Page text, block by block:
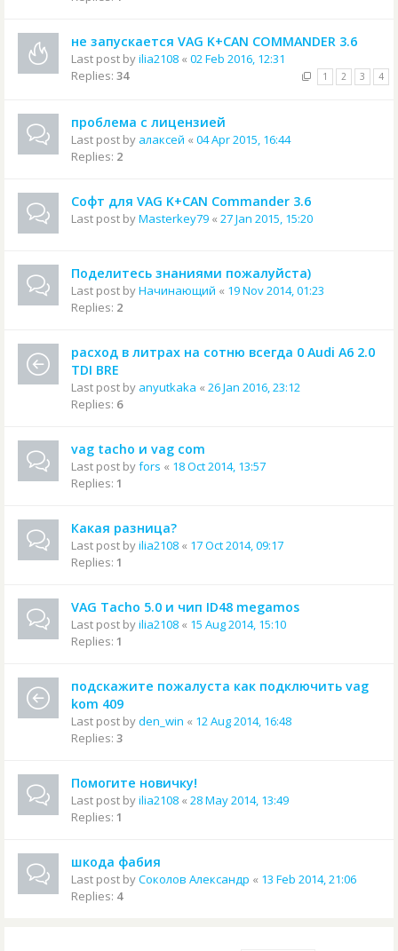
не запускается VAG K+CAN COMMANDER 3.6
Last post byilia2108 « 02 Feb 2016, 12:31
Replies: 34 1 2 3 4
проблема с лицензией
Last post by алаксей « 04 Apr 2015, 16:44
Replies: 2
Софт для VAG K+CAN Commander 3.6
Last post byMasterkey79 « 27 Jan 2015, 15:20
Поделитесь знаниями пожалуйста)
Last post byНачинающий « 19 Nov 2014, 01:23
Replies: 2
расход в литрах на сотню всегда 0 Audi A6 2.0
TDI BRE
Last post by anyutkaka « 26 Jan 2016, 23:12
Replies: 6
vag tacho и vag com
Last post byfors « 18 Oct 2014, 13:57
Replies: 1
Какая разница?
Last post byilia2108 « 17 Oct 2014, 09:17
Replies: 1
VAG Tacho 5.0 и чип ID48 megamos
Last post byilia2108 « 15 Aug 2014, 15:10
Replies: 1
подскажите пожалуста как подключить vag
kom 409
Last post byden_win « 12 Aug 2014, 16:48
Replies: 3
Помогите новичку!
Last post byilia2108 « 28 May 2014, 13:49
Replies: 1
шкода фабия
Last post byСоколов Александр « 13 Feb 2014, 21:06
Replies: 4